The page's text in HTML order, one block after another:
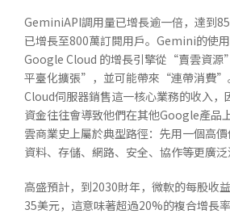
GeminiAPI調用量已增長逾一倍，達到
已增長至800萬訂閱用戶。Gemini的使
Google Cloud 的增長引擎從“賣雲資
平臺化擴張”，並可能帶來“連帶消費”
Cloud伺服器銷售這一核心業務的收入，
資金往往會導致他們在其他Google產品
雲商業史上屬於典型路徑：先用一個高
資料、存儲、網路、安全、協作等更廣泛
高盛預計，到2030財年，微軟的每股收
35美元，這意味著超過20%的複合增長